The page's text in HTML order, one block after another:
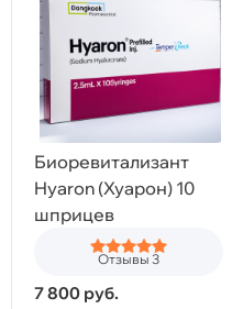
Биоревитализант
Hyaron (Хуарон) 10
шприцев
Отзывы 3
7 800 руб.